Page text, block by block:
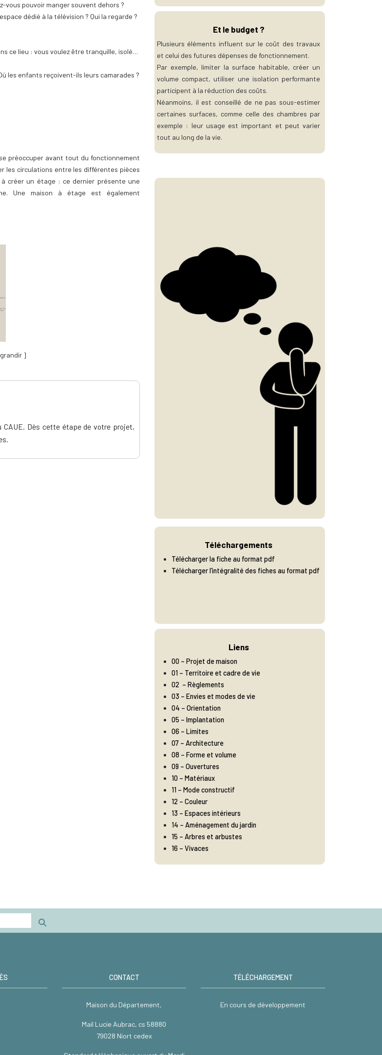
vous pouvoir manger souvent dehors ?
dédié à la télévision ? Qui la regarde ?
ce lieu : vous voulez être tranquille, isolé…
les enfants reçoivent-ils leurs camarades ?
préoccuper avant tout du fonctionnement
les circulations entre les différentes pièces
créer un étage : ce dernier présente une
Une maison à étage est également
]
Dès cette étape de votre projet,
Et le budget ?
Plusieurs éléments influent sur le coût des travaux
et celui des futures dépenses de fonctionnement.
Par exemple, limiter la surface habitable, créer un
volume compact, utiliser une isolation performante
participent à la réduction des coûts.
Néanmoins, il est conseillé de ne pas sous-estimer
certaines surfaces, comme celle des chambres par
exemple : leur usage est important et peut varier
tout au long de la vie.
Téléchargements
Télécharger la fiche au format pdf
Télécharger l’intégralité des fiches au format pdf
Liens
00 – Projet de maison
01 – Territoire et cadre de vie
02 – Règlements
03 – Envies et modes de vie
04 – Orientation
05 – Implantation
06 – Limites
07 – Architecture
08 – Forme et volume
09 – Ouvertures
10 – Matériaux
11 – Mode constructif
12 – Couleur
13 – Espaces intérieurs
14 – Aménagement du jardin
15 – Arbres et arbustes
16 – Vivaces
CONTACT
Maison du Département,
Mail Lucie Aubrac, cs 58880
79028 Niort cedex
TÉLÉCHARGEMENT
En cours de développement